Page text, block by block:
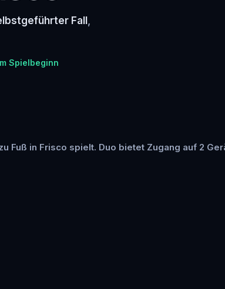
Fall ,
Spielbeginn
Fuß in Frisco spielt. Duo bietet Zugang auf 2